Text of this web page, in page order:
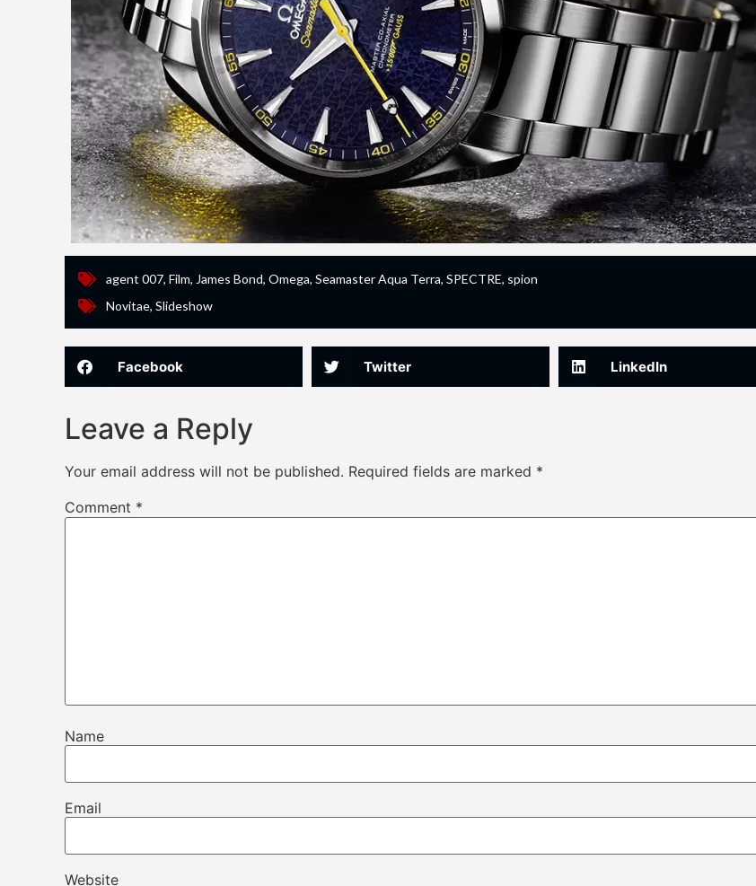
agent 007, Film, James Bond, Omega, Seamaster Aqua Terra, SPECTRE, spion
Novitae, Slideshow
Facebook Twitter LinkedIn
Leave a Reply
Your email address will not be published. Required fields are marked *
Comment *
Name
Email
Website